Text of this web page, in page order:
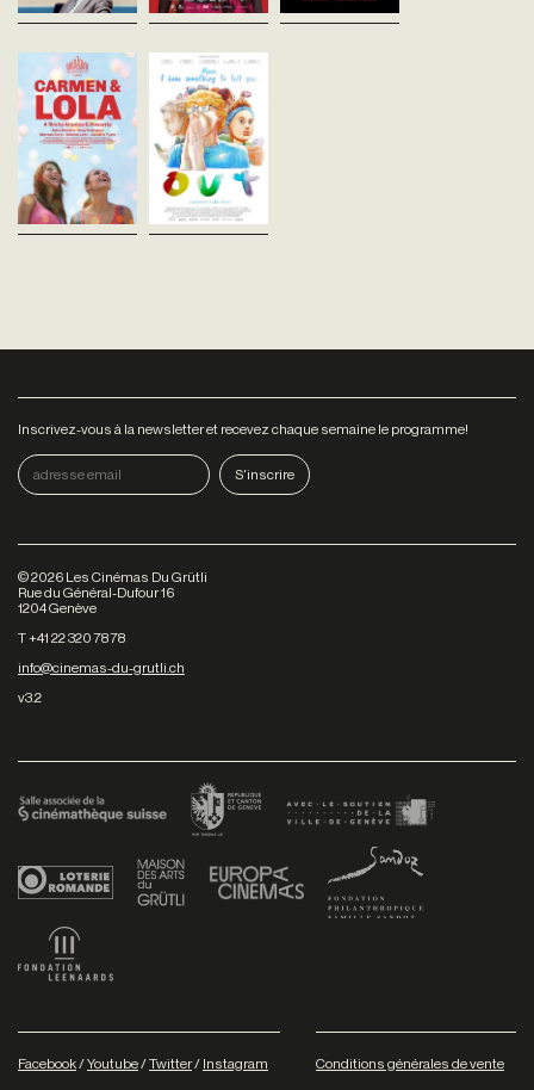
Carmen & Lola
Arantxa Echevarría
vost - 103'
Carmen a 17 ans, et elle vit
dans une communauté
gitane de la banlieue de
Madrid. Elle sait qu’elle est
destinée à se marier et élever
Coming Out
Denis Parrot
vost - 63'
Comment annoncer son
homosexualité à ses proches
? Pour les personnes LGBTQ+
le coming out est une étape
essentielle dans l’acceptation
de soi et...
Inscrivez-vous à la newsletter et recevez chaque semaine le programme!
©2026 Les Cinémas Du Grütli
Rue du Général-Dufour 16
1204 Genève
T +41 22 320 78 78
info@cinemas-du-grutli.ch
v3.2
Facebook/Youtube/Twitter/ Instagram Conditions générales de vente